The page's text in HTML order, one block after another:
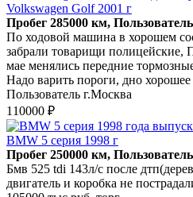
Volkswagen Golf 2001 г
Пробег 285000 км, Пользователь
По ходовой машина в хорошем
забрали товарищи полицейские,
мае менялись передние
Надо варить пороги, дно хорошее
Пользователь г.Москва
110000 ₽
BMW 5 серия 1998 г
Пробег 250000 км, Пользователь
Бмв 525 tdi 143л/с после
двигатель и коробка не